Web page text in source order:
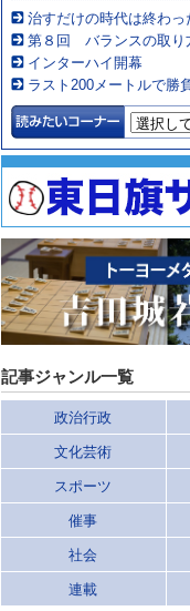
治すだけの時代は終わっ
第８回 バランスの取り
インターハイ開幕
ラスト200メートルで勝
記事ジャンル一覧
政治行政
文化芸術
スポーツ
催事
社会
連載